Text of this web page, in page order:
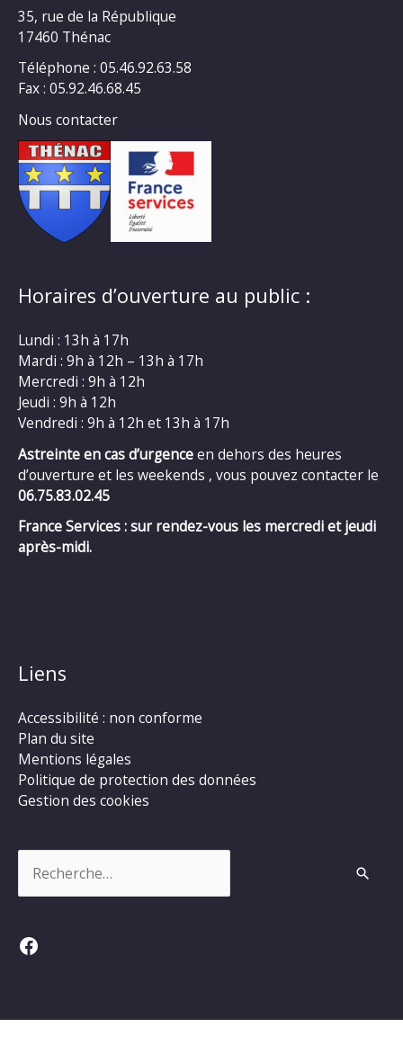
35, rue de la République
17460 Thénac
Téléphone : 05.46.92.63.58
Fax : 05.92.46.68.45
Nous contacter
Horaires d’ouverture au public :
Lundi : 13h à 17h
Mardi : 9h à 12h – 13h à 17h
Mercredi : 9h à 12h
Jeudi : 9h à 12h
Vendredi : 9h à 12h et 13h à 17h
Astreinte en cas d’urgenceen dehors des heures
d’ouverture et les weekends , vous pouvez contacter le
06.75.83.02.45
France Services : sur rendez-vous les mercredi et jeudi
après-midi.
Liens
Accessibilité : non conforme
Plan du site
Mentions légales
Politique de protection des données
Gestion des cookies
Facebook